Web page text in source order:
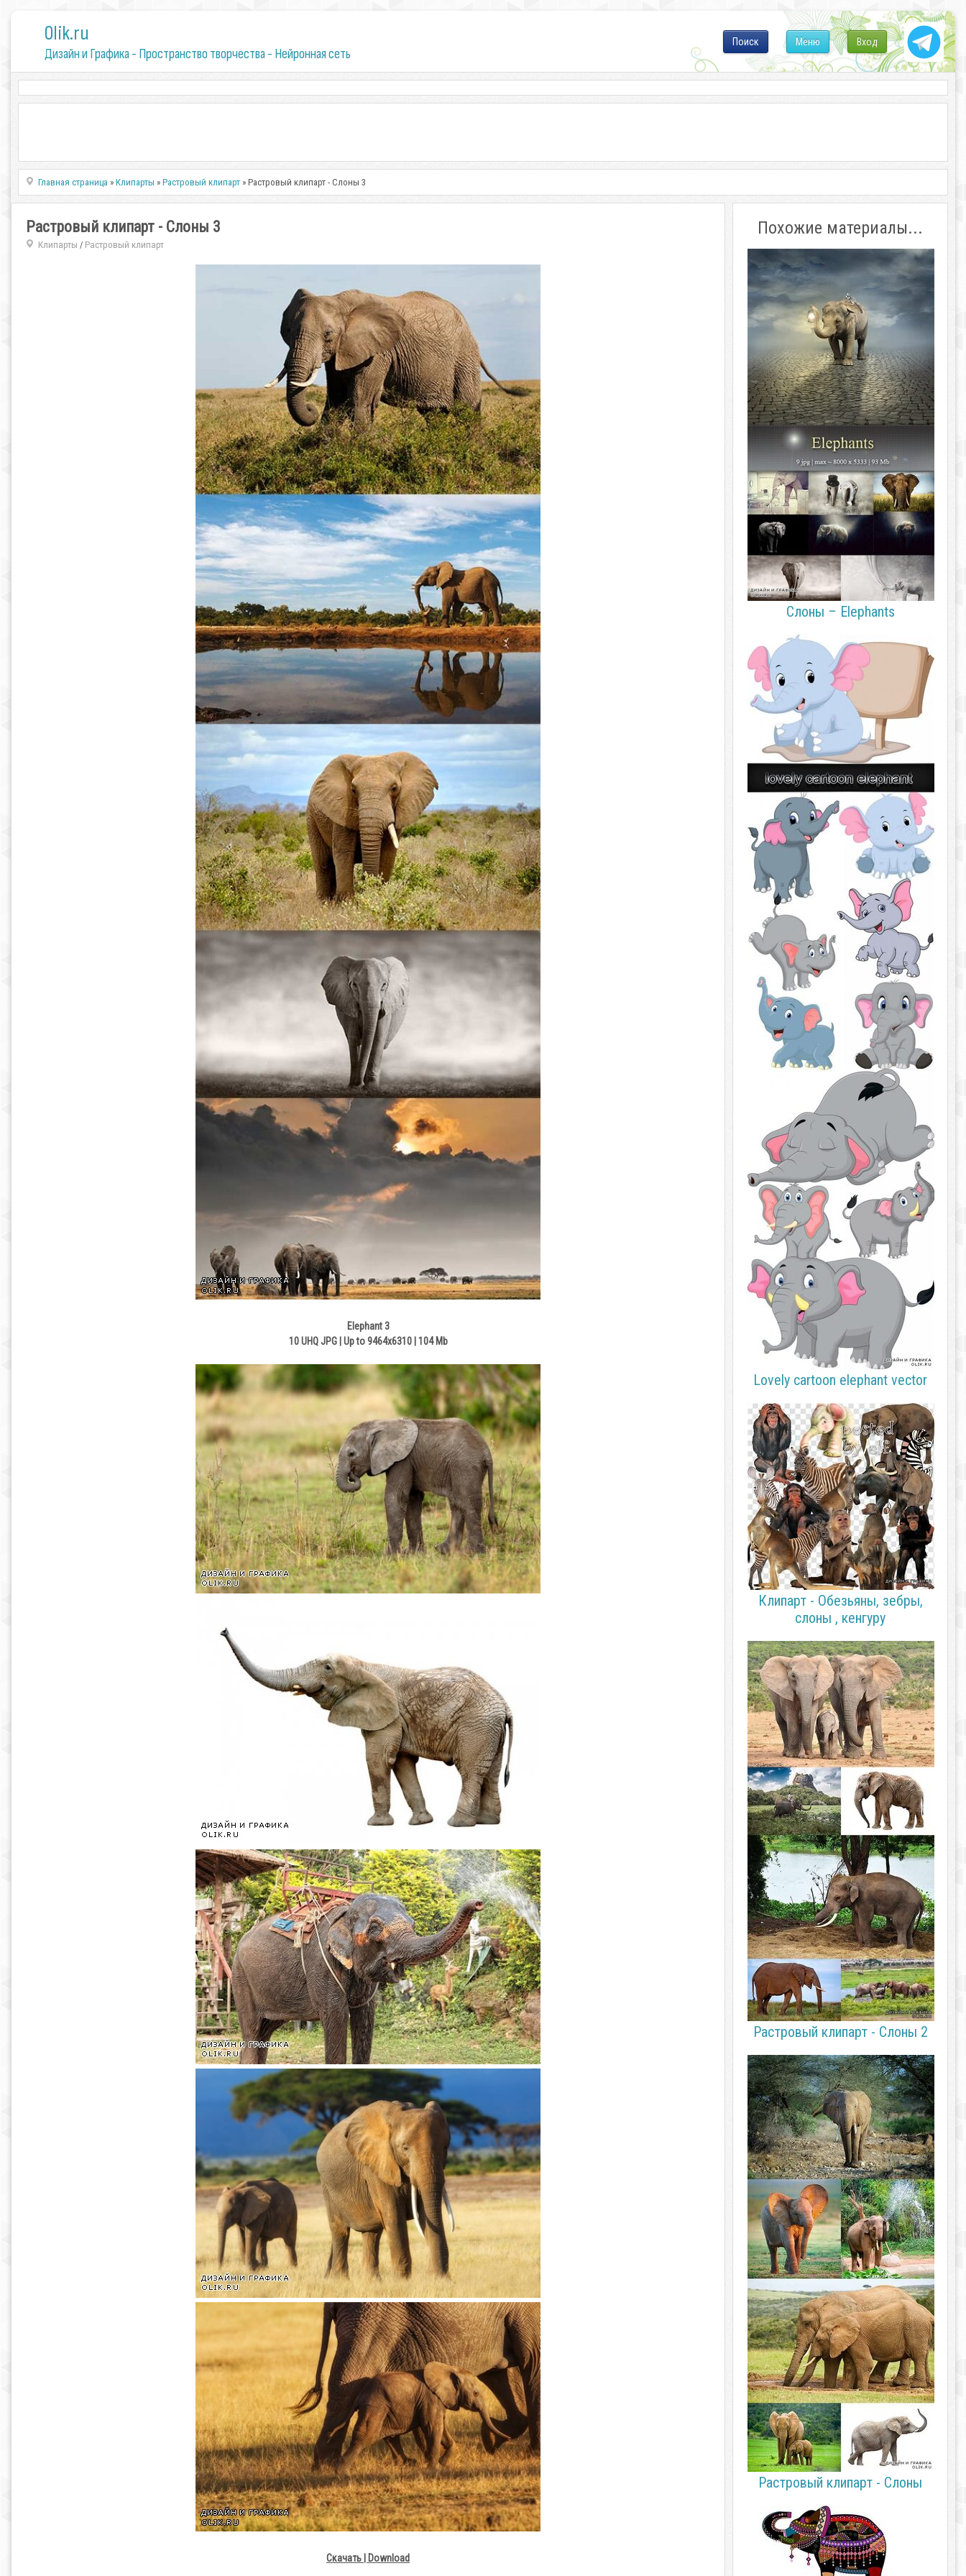
0lik.ru
Дизайн и Графика - Пространство творчества - Нейронная сеть
Вход
Меню
Поиск
Главная страница »Клипарты »Растровый клипарт » Растровый клипарт - Слоны 3
Растровый клипарт - Слоны 3
Клипарты / Растровый клипарт
Elephant 3
10 UHQ JPG | Up to 9464x6310 | 104 Mb
Скачать | Download
Похожие материалы...
Слоны – Elephants
Lovely cartoon elephant vector
Клипарт - Обезьяны, зебры,
слоны , кенгуру
Растровый клипарт - Слоны 2
Растровый клипарт - Слоны